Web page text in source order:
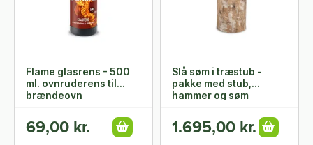
Flame glasrens - 500
ml. ovnruderens til
brændeovn
69,00 kr.
Slå søm i træstub -
pakke med stub,
hammer og søm
1.695,00 kr.